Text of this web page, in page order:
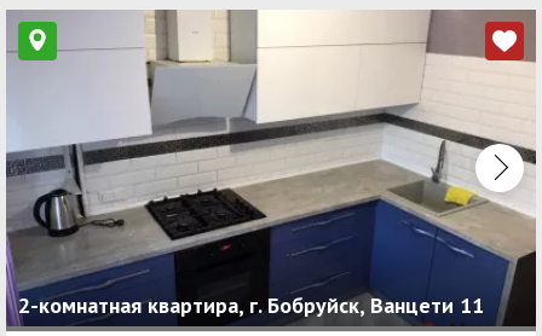
2-комнатная квартира, г. Бобруйск, Ванцети 11